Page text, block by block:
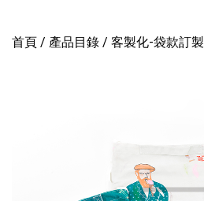
首頁 / 產品目錄 / 客製化-袋款訂製